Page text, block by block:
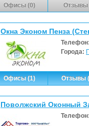
Офисы (0) Отзывы
Окна Эконом Пенза
Города:
Офисы (1) Отзывы
Поволжский Оконный